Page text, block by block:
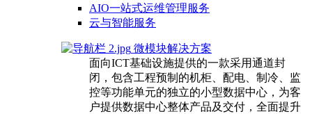
AIO一站式运维管理服务
云与智能服务
微模块解决方案
面向ICT基础设施提供的一款采用通道封
闭，包含工程预制的机柜、配电、制冷、监
控等功能单元的独立的小型数据中心，为客
户提供数据中心整体产品及交付，全面提升